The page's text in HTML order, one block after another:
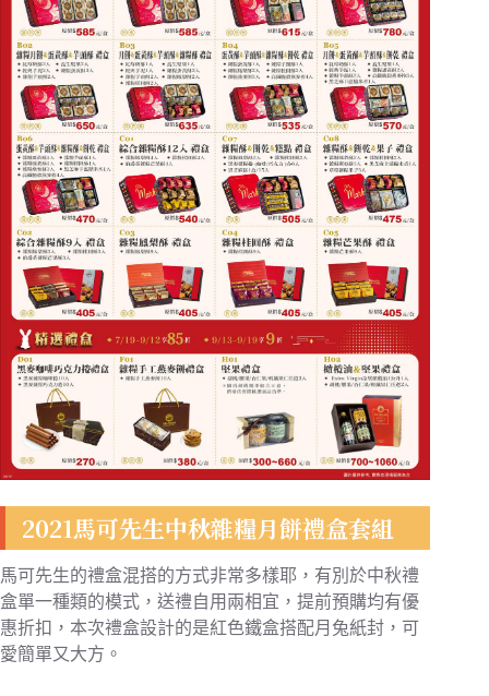
2021馬可先生中秋雜糧月餅禮盒套組
馬可先生的禮盒混搭的方式非常多樣耶，有別於中秋禮
盒單一種類的模式，送禮自用兩相宜，提前預購均有優
惠折扣，本次禮盒設計的是紅色鐵盒搭配月兔紙封，可
愛簡單又大方。